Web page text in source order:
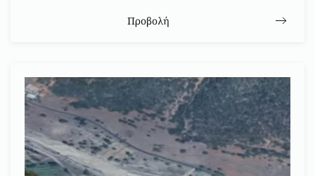
Προβολή